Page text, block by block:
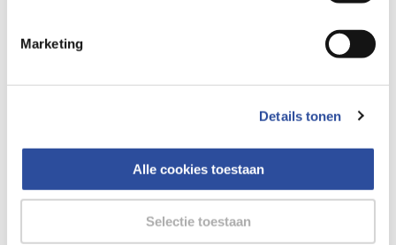
Marketing
Details tonen
Alle cookies toestaan
Selectie toestaan
⁠Verantwoorde zorg, ⁠ook online.
Altijd onze folder bij de hand
Check onze folders ⁠bij AlleFolders.